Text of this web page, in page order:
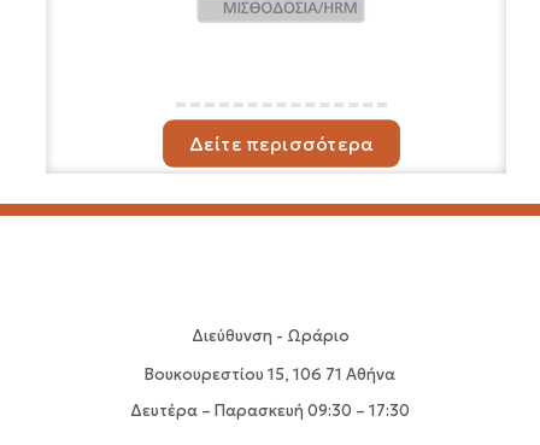
Δείτε περισσότερα
Διεύθυνση - Ωράριο
Βουκουρεστίου 15, 106 71 Αθήνα
Δευτέρα – Παρασκευή 09:30 – 17:30